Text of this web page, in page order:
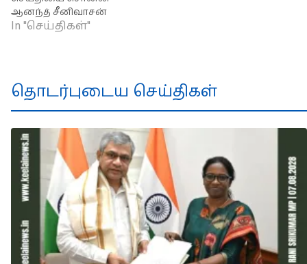
ஆனந்த் சீனிவாசன்
In "செய்திகள்"
தொடர்புடைய செய்திகள்